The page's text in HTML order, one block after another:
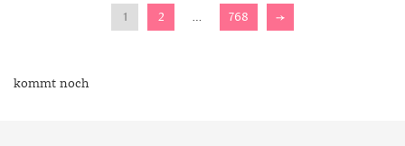
1 2 … 768 →
kommt noch